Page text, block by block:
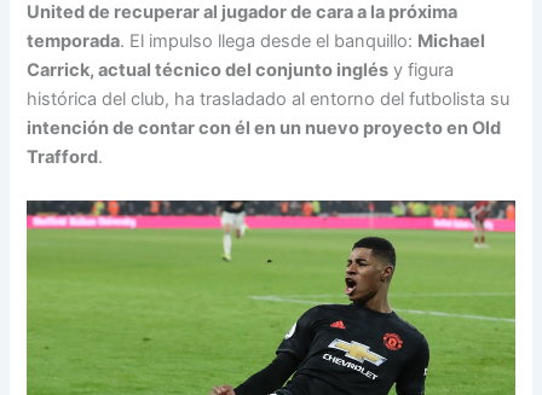
United de recuperar al jugador de cara a la próxima
temporada. El impulso llega desde el banquillo: Michael
Carrick, actual técnico del conjunto inglés y figura
histórica del club, ha trasladado al entorno del futbolista su
intención de contar con él en un nuevo proyecto en Old
Trafford.